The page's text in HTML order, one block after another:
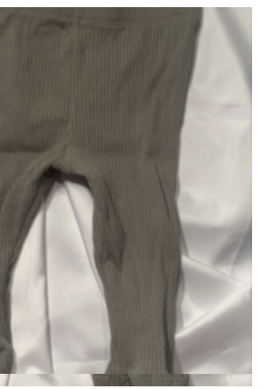
Quick View